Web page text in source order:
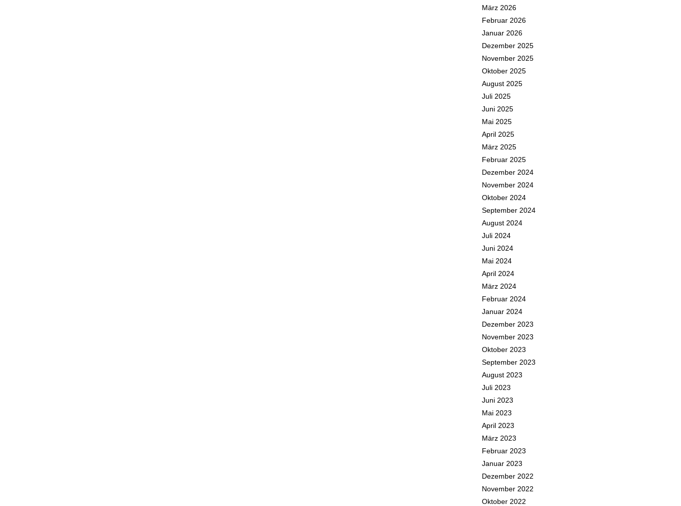
März 2026
Februar 2026
Januar 2026
Dezember 2025
November 2025
Oktober 2025
August 2025
Juli 2025
Juni 2025
Mai 2025
April 2025
März 2025
Februar 2025
Dezember 2024
November 2024
Oktober 2024
September 2024
August 2024
Juli 2024
Juni 2024
Mai 2024
April 2024
März 2024
Februar 2024
Januar 2024
Dezember 2023
November 2023
Oktober 2023
September 2023
August 2023
Juli 2023
Juni 2023
Mai 2023
April 2023
März 2023
Februar 2023
Januar 2023
Dezember 2022
November 2022
Oktober 2022